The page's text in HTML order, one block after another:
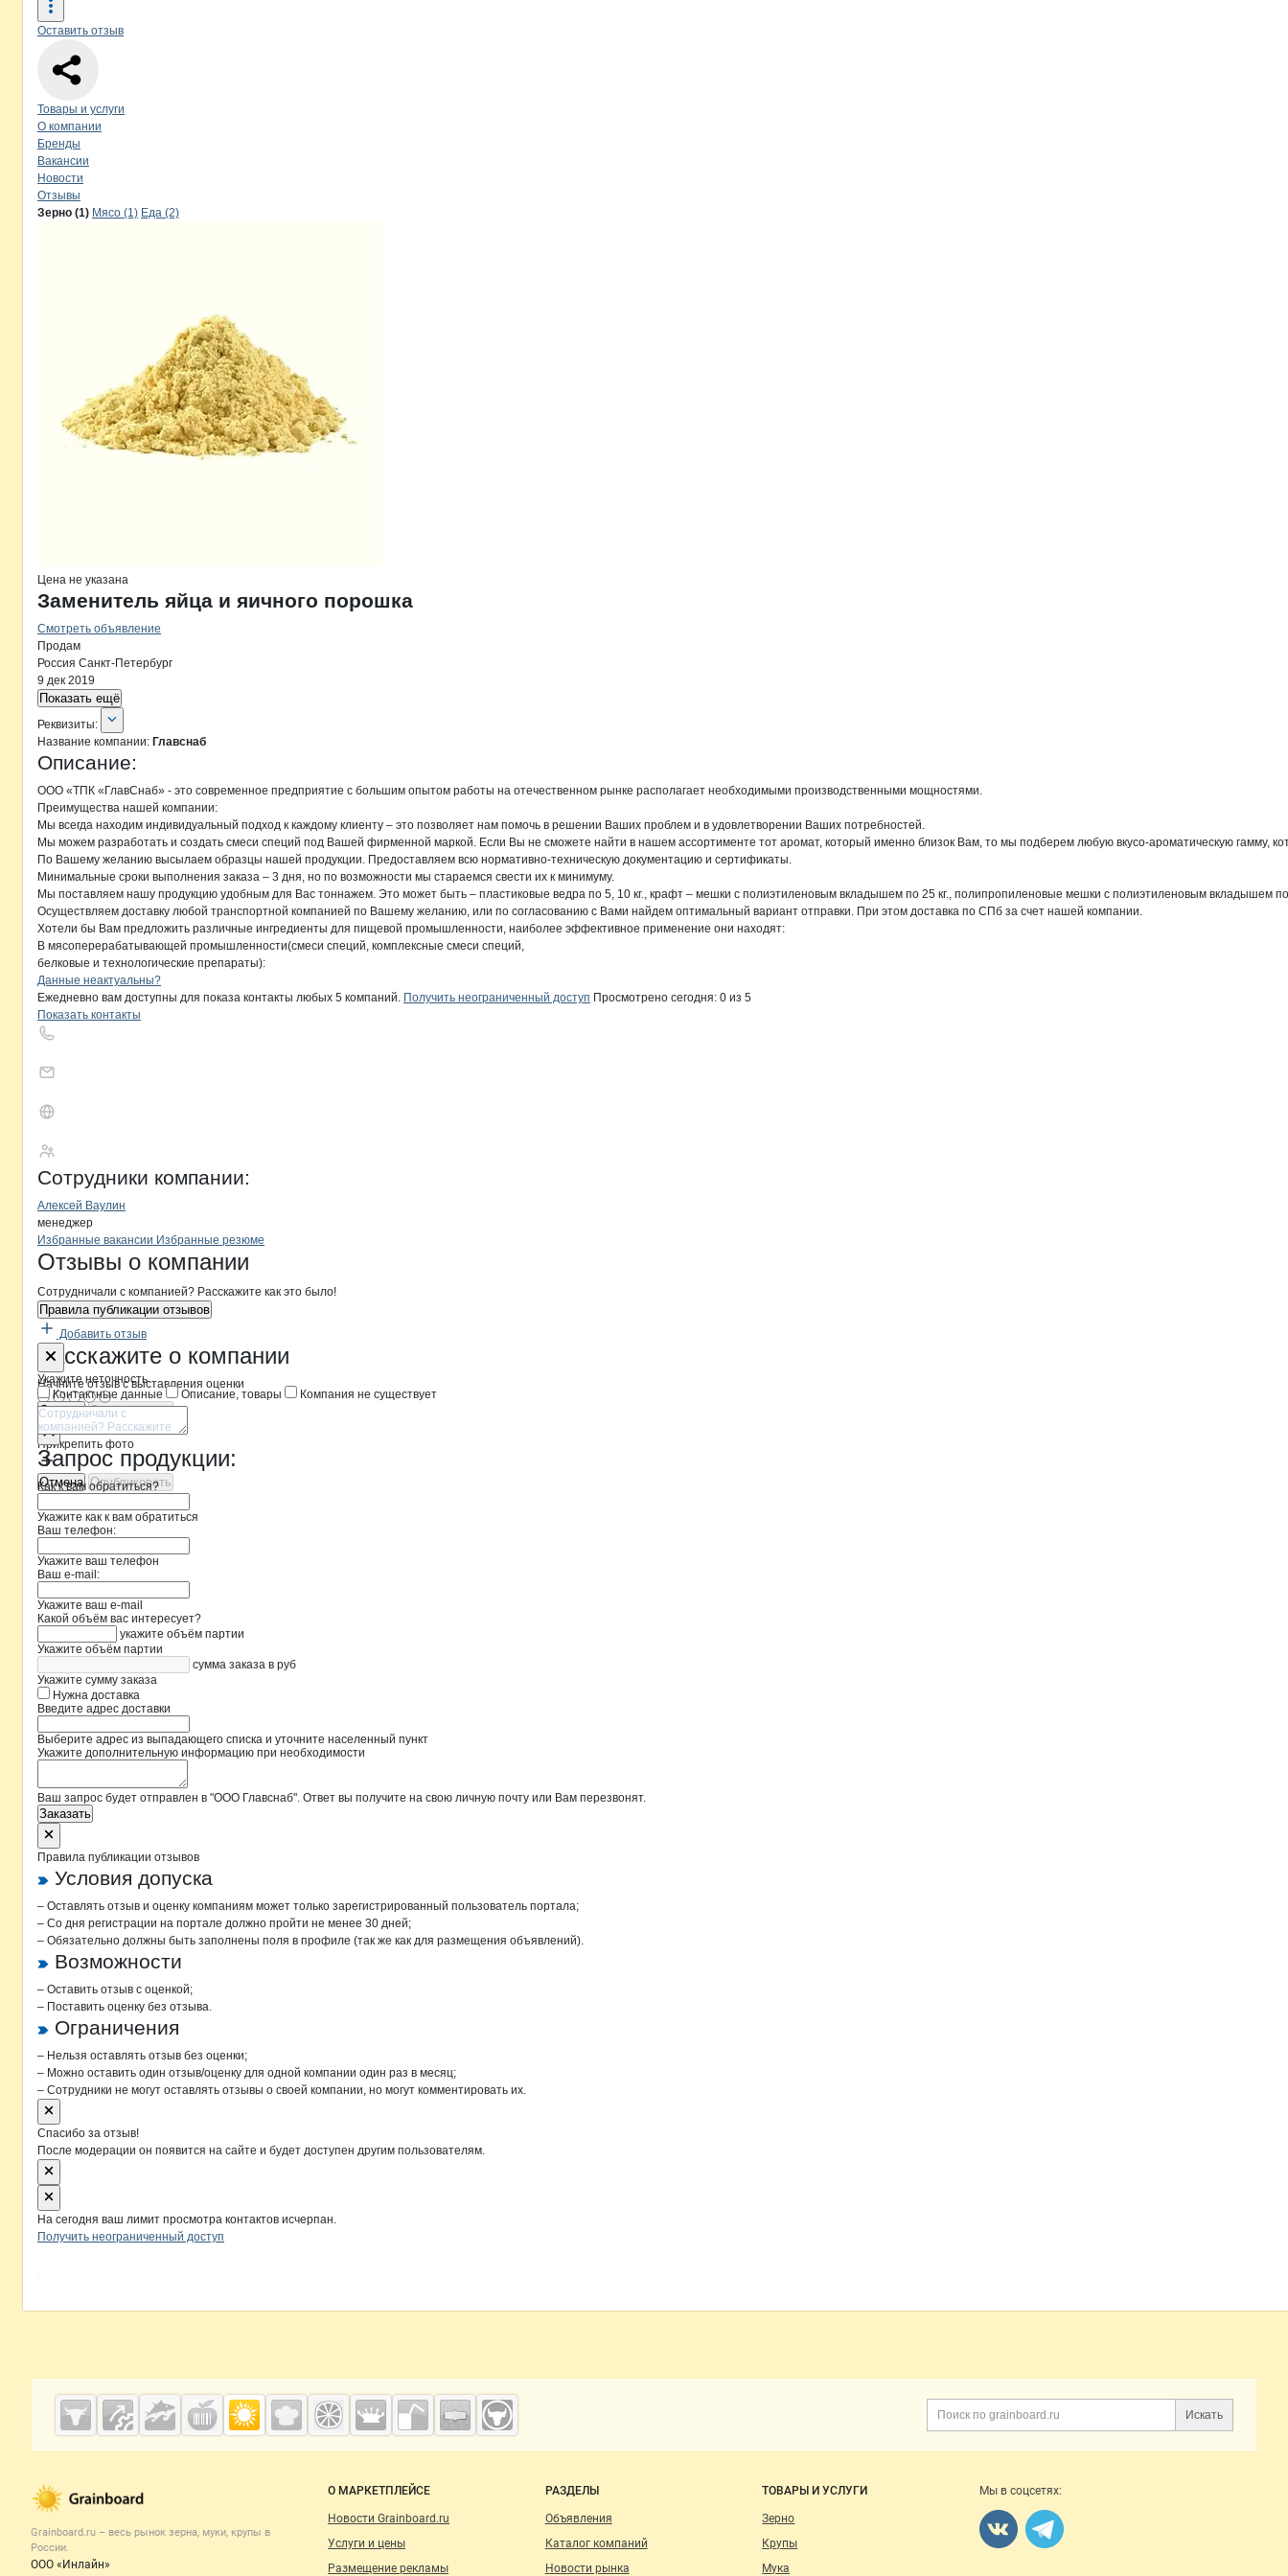
Оставить отзыв
Навигация по странице
Товары и услуги
О компании
Бренды
Вакансии
Новости
Отзывы
ПродукцияГлавснаб, ООО
Навигация по продуктам
Зерно (1) Мясо (1) Еда (2)
Цена не указана
Заменитель яйца и яичного порошка
Смотреть объявление
Продам
Россия Санкт-Петербург
9 дек 2019
Показать ещё
О компании
Реквизиты
Реквизиты:
Название компании: Главснаб
Описание:
ООО «ТПК «ГлавСнаб» - это современное предприятие с большим опытом работы на отечественном рынке располагает необходимыми производственными мощностями.
Преимущества нашей компании:
Мы всегда находим индивидуальный подход к каждому клиенту – это позволяет нам помочь в решении Ваших проблем и в удовлетворении Ваших потребностей.
Мы можем разработать и создать смеси специй под Вашей фирменной маркой. Если Вы не сможете найти в нашем ассортименте тот аромат, который именно близок Вам, то мы подберем любую вкусо-ароматическую гамму,
По Вашему желанию высылаем образцы нашей продукции. Предоставляем всю нормативно-техническую документацию и сертификаты.
Минимальные сроки выполнения заказа – 3 дня, но по возможности мы стараемся свести их к минимуму.
Мы поставляем нашу продукцию удобным для Вас тоннажем. Это может быть – пластиковые ведра по 5, 10 кг., крафт – мешки с полиэтиленовым вкладышем по 25 кг., полипропиленовые мешки с полиэтиленовым вкладышем
Осуществляем доставку любой транспортной компанией по Вашему желанию, или по согласованию с Вами найдем оптимальный вариант отправки. При этом доставка по СПб за счет нашей компании.
Хотели бы Вам предложить различные ингредиенты для пищевой промышленности, наиболее эффективное применение они находят:
В мясоперерабатывающей промышленности(смеси специй, комплексные смеси специй,
белковые и технологические препараты):
Контактыкомпании
+7(800)000-00-..
Данные неактуальны?
Ежедневно вам доступны для показа контакты любых 5 компаний. Получить неограниченный доступ Просмотрено сегодня: 0 из 5
Показать контакты
Сотрудники компании:
Алексей Ваулин
менеджер
Брендыкомпани Главснаб
Вакансии вГлавснаб
Избранные вакансии Избранные резюме
Новости oГлавснаб, ООО
Отзывы о компании
Сотрудничали с компанией? Расскажите как это было!
Правила публикации отзывов
Добавить отзыв
Расскажите о компании
Начните отзыв с выставления оценки
Прикрепить фото
Отмена Опубликовать
Форма обратной связи о неточностях на странице
Укажите неточность
Контактные данные
Описание, товары Компания не существует
Отмена Опубликовать
Запрос продукции:
Как к вам обратиться?
Укажите как к вам обратиться
Ваш телефон:
Укажите ваш телефон
Ваш e-mail:
Укажите ваш e-mail
Какой объём вас интересует?
укажите объём партии
Укажите объём партии
сумма заказа в руб
Укажите сумму заказа
Нужна доставка
Введите адрес доставки
Выберите адрес из выпадающего списка и уточните населенный пункт
Укажите дополнительную информацию при необходимости
Ваш запрос будет отправлен в "ООО Главснаб". Ответ вы получите на свою личную почту или Вам перезвонят.
Заказать
Правила публикации отзывов
Условия допуска
– Оставлять отзыв и оценку компаниям может только зарегистрированный пользователь портала;
– Со дня регистрации на портале должно пройти не менее 30 дней;
– Обязательно должны быть заполнены поля в профиле (так же как для размещения объявлений).
Возможности
– Оставить отзыв с оценкой;
– Поставить оценку без отзыва.
Ограничения
– Нельзя оставлять отзыв без оценки;
– Можно оставить один отзыв/оценку для одной компании один раз в месяц;
– Сотрудники не могут оставлять отзывы о своей компании, но могут комментировать их.
Спасибо за отзыв!
После модерации он появится на сайте и будет доступен другим пользователям.
На сегодня ваш лимит просмотра контактов исчерпан.
Получить неограниченный доступ
Дополнительная информация
Искать
Cсылки на полезные проекты
Grainboard.ru
Важные разделы и контакты
Grainboard.ru – весь рынок зерна, муки, крупы в
России.
ООО «Инлайн»
Навигация по сайту
О МАРКЕТПЛЕЙСЕ
Новости Grainboard.ru
Услуги и цены
Размещение рекламы
РАЗДЕЛЫ
Объявления
Каталог компаний
Новости рынка
ТОВАРЫ И УСЛУГИ
Зерно
Крупы
Мука
Мы в соцсетях: